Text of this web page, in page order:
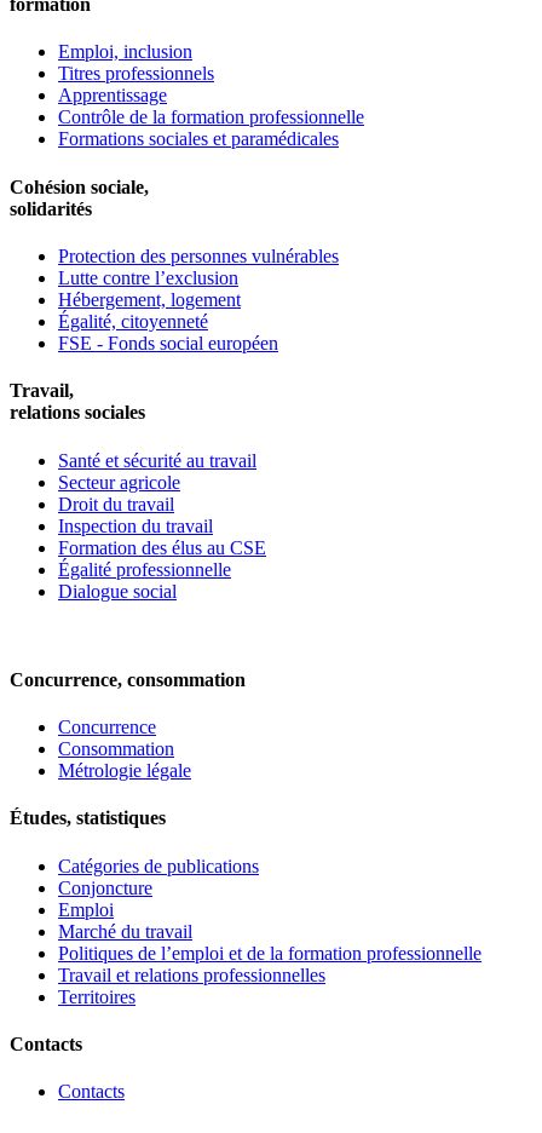
formation
Emploi, inclusion
Titres professionnels
Apprentissage
Contrôle de la formation professionnelle
Formations sociales et paramédicales
Cohésion sociale,
solidarités
Protection des personnes vulnérables
Lutte contre l’exclusion
Hébergement, logement
Égalité, citoyenneté
FSE - Fonds social européen
Travail,
relations sociales
Santé et sécurité au travail
Secteur agricole
Droit du travail
Inspection du travail
Formation des élus au CSE
Égalité professionnelle
Dialogue social
Concurrence, consommation
Concurrence
Consommation
Métrologie légale
Études, statistiques
Catégories de publications
Conjoncture
Emploi
Marché du travail
Politiques de l’emploi et de la formation professionnelle
Travail et relations professionnelles
Territoires
Contacts
Contacts